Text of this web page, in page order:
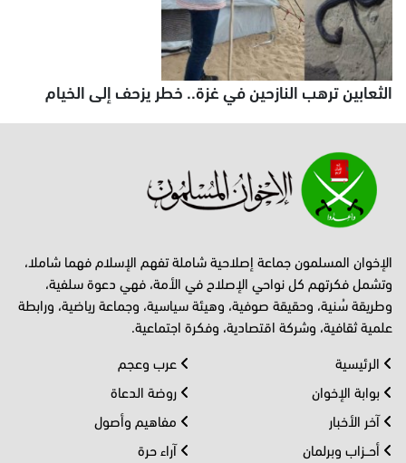
الثعابين ترهب النازحين في غزة.. خطر يزحف إلى الخيام
الإخوان المسلمون جماعة إصلاحية شاملة تفهم الإسلام فهما شاملا،
وتشمل فكرتهم كل نواحي الإصلاح في الأمة، فهي دعوة سلفية،
وطريقة سُنية، وحقيقة صوفية، وهيئة سياسية، وجماعة رياضية، ورابطة
علمية ثقافية، وشركة اقتصادية، وفكرة اجتماعية.
الرئيسية
بوابة الإخوان
آخر الأخبار
أحــزاب وبرلمان
عرب وعجم
روضة الدعاة
مفاهيم وأصول
آراء حرة